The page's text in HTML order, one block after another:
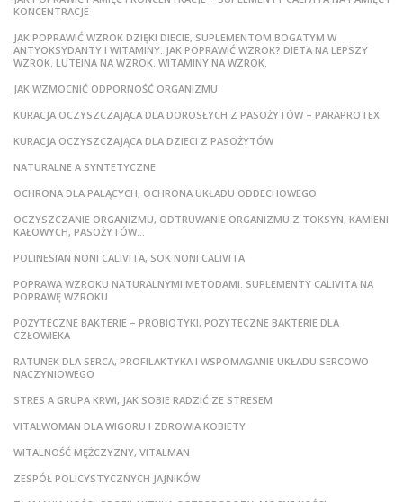
KONCENTRACJE
JAK POPRAWIĆ WZROK DZIĘKI DIECIE, SUPLEMENTOM BOGATYM W
ANTYOKSYDANTY I WITAMINY. JAK POPRAWIĆ WZROK? DIETA NA LEPSZY
WZROK. LUTEINA NA WZROK. WITAMINY NA WZROK.
JAK WZMOCNIĆ ODPORNOŚĆ ORGANIZMU
KURACJA OCZYSZCZAJĄCA DLA DOROSŁYCH Z PASOŻYTÓW – PARAPROTEX
KURACJA OCZYSZCZAJĄCA DLA DZIECI Z PASOŻYTÓW
NATURALNE A SYNTETYCZNE
OCHRONA DLA PALĄCYCH, OCHRONA UKŁADU ODDECHOWEGO
OCZYSZCZANIE ORGANIZMU, ODTRUWANIE ORGANIZMU Z TOKSYN, KAMIENI
KAŁOWYCH, PASOŻYTÓW…
POLINESIAN NONI CALIVITA, SOK NONI CALIVITA
POPRAWA WZROKU NATURALNYMI METODAMI. SUPLEMENTY CALIVITA NA
POPRAWĘ WZROKU
POŻYTECZNE BAKTERIE – PROBIOTYKI, POŻYTECZNE BAKTERIE DLA
CZŁOWIEKA
RATUNEK DLA SERCA, PROFILAKTYKA I WSPOMAGANIE UKŁADU SERCOWO
NACZYNIOWEGO
STRES A GRUPA KRWI, JAK SOBIE RADZIĆ ZE STRESEM
VITALWOMAN DLA WIGORU I ZDROWIA KOBIETY
WITALNOŚĆ MĘŻCZYZNY, VITALMAN
ZESPÓŁ POLICYSTYCZNYCH JAJNIKÓW